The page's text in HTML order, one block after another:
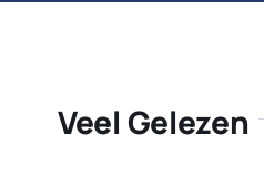
Veel Gelezen